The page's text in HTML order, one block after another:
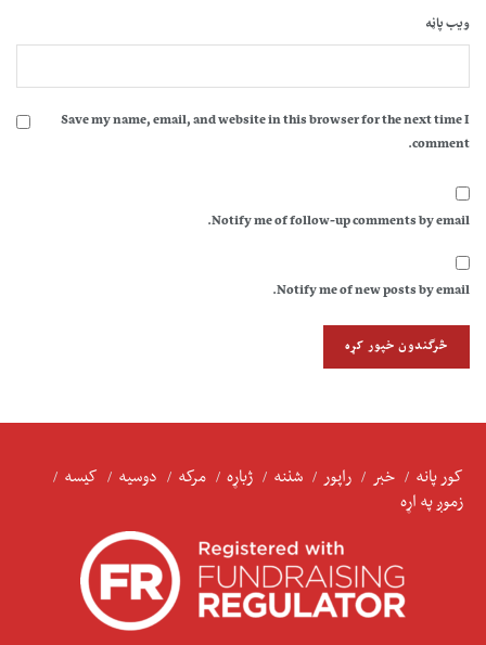
ویب پاڼه
Save my name, email, and website in this browser for the next time I
comment.
Notify me of follow-up comments by email.
Notify me of new posts by email.
کور پانه خبر راپور شننه ژباړه مرکه دوسیه
کیسه
زموږ په اړه